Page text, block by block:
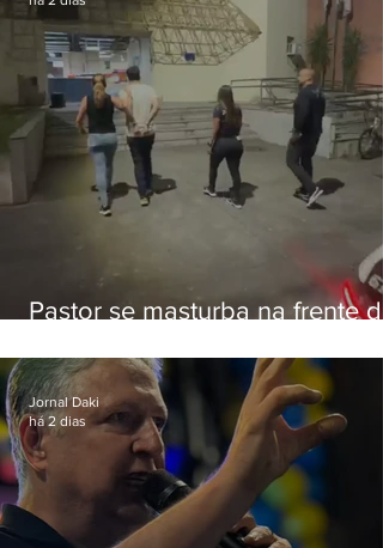
Pastor se masturba na frente de
Jornal Daki
há 2 dias